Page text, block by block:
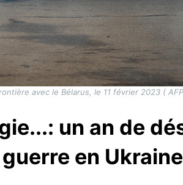
avec le Bélarus, le 11 février 2023 (
un an de
en Ukraine